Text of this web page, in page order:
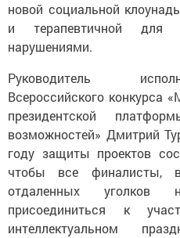
новой социальной
и терапевтичной для
нарушениями.
Руководитель
Всероссийского конкурса
президентской
возможностей» Дмитрий
году защиты проектов
чтобы все
отдаленных уголков
присоединиться к
интеллектуальном